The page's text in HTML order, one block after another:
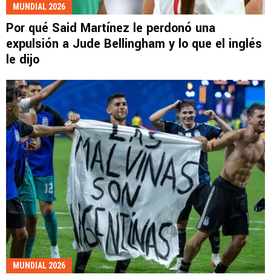
MUNDIAL 2026
Por qué Said Martínez le perdonó una
expulsión a Jude Bellingham y lo que el inglés
le dijo
MUNDIAL 2026